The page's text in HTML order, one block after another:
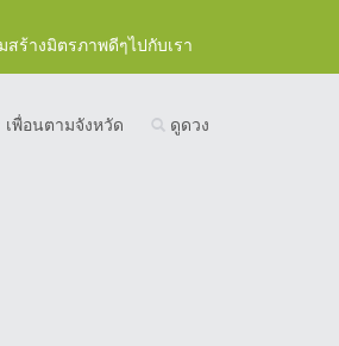
ร้างมิตรภาพดีๆไปกับเรา
เพื่อนตามจังหวัด ดูดวง